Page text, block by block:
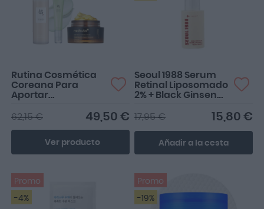
Rutina Cosmética
Coreana Para
Aportar
49,50 €
62,15 €
Ver producto
Seoul 1988 Serum
Retinal Liposomado
2% + Black Ginseng
15,80 €
17,95 €
Añadir a la cesta
Promo
-4%
Promo
-19%